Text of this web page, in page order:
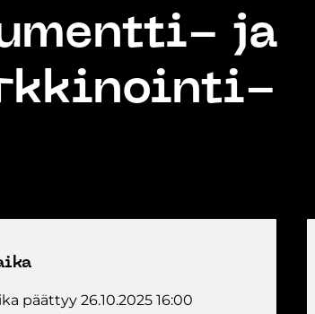
ja
päättyy 26.10.2025 16:00